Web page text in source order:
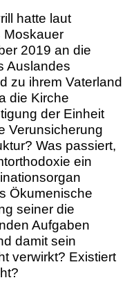
hatte laut
Moskauer
2019 an die
Auslandes
zu ihrem Vaterland
die Kirche
der Einheit
Verunsicherung
Was passiert,
ein
Ökumenische
seiner die
Aufgaben
damit sein
verwirkt? Existiert